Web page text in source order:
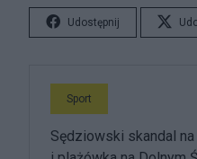
Udostępnij
Sport
Sędziowski skandal na